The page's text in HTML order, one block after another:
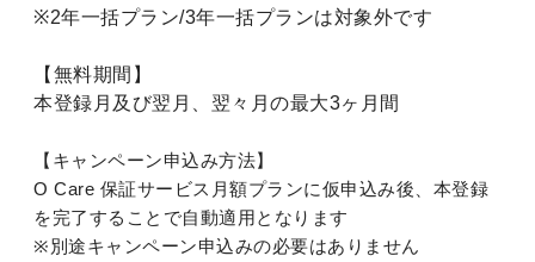
※2年一括プラン/3年一括プランは対象外です
【無料期間】
本登録月及び翌月、翌々月の最大3ヶ月間
【キャンペーン申込み方法】
O Care 保証サービス月額プランに仮申込み後、本登録
を完了することで自動適用となります
※別途キャンペーン申込みの必要はありません